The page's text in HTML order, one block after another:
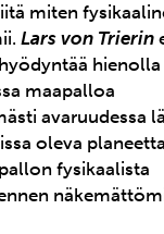
miten
Lars von Trierin
hienolla
maapalloa
avaruudessa
oleva
fysikaalista